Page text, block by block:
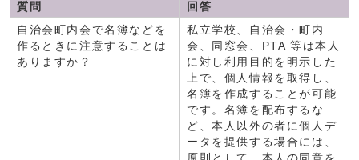
質問
回答
自治会町内会で名簿などを
作るときに注意することは
ありますか？
私立学校、自治会・町内
会、同窓会、PTA 等は本人
に対し利用目的を明示した
上で、個人情報を取得し、
名簿を作成することが可能
です。名簿を配布するな
ど、本人以外の者に個人デ
ータを提供する場合には、